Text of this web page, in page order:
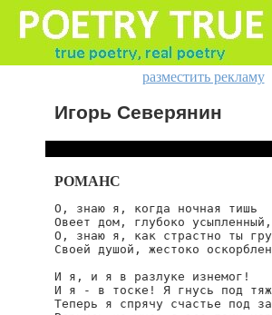
разместить рекламу
Игорь Северянин
РОМАНС
О, знаю я, когда ночная тишь
Овеет дом, глубоко усыпленный,
О, знаю я, как страстно ты
Своей душой, жестоко
И я, и я в разлуке изнемог!
И я - в тоске! Я гнусь под
Теперь я спрячу счастье под